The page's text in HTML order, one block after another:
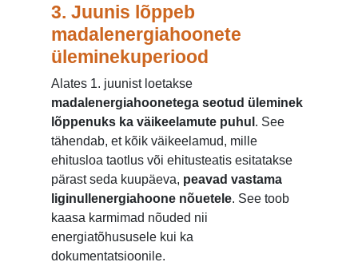
3. Juunis lõppeb
madalenergiahoonete
üleminekuperiood
Alates 1. juunist loetakse
madalenergiahoonetega seotud üleminek
lõppenuks ka väikeelamute puhul . See
tähendab, et kõik väikeelamud, mille
ehitusloa taotlus või ehitusteatis esitatakse
pärast seda kuupäeva, peavad vastama
liginullenergiahoone nõuetele. See toob
kaasa karmimad nõuded nii
energiatõhususele kui ka
dokumentatsioonile.